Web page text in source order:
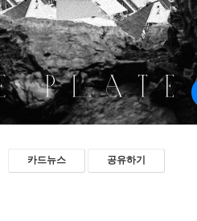
카드뉴스 공유하기